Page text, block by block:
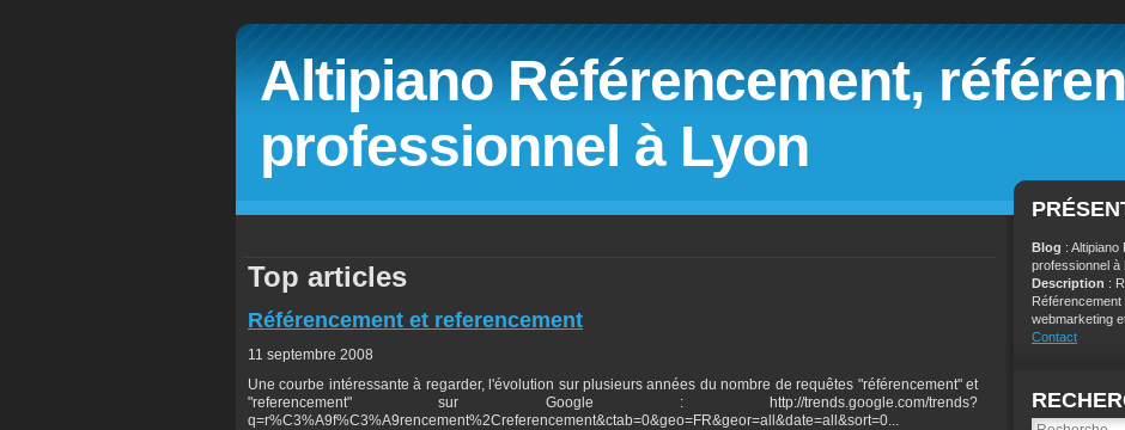
Altipiano Référencement,
professionnel à Lyon
Top articles
Référencement et referencement
11 septembre 2008
Une courbe intéressante à regarder, l'évolution sur plusieurs années du nombre de requêtes "référencement" et
"referencement" sur Google : http://trends.google.com/trends?
q=r%C3%A9f%C3%A9rencement%2Creferencement&ctab=0&geo=FR&geor=all&date=all&sort=0...
Blog :
professionnel à
Description :
Référencement
webmarketing
Contact